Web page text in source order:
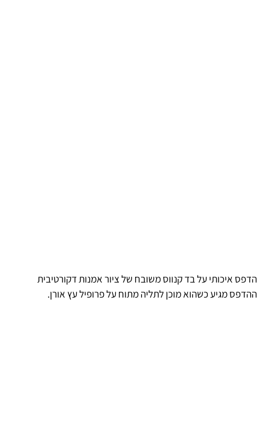
הדפס איכותי על בד קנווס משובח של ציור אמנות דקורטיבית
ההדפס מגיע כשהוא מוכן לתליה מתוח על פרופיל עץ אורן.